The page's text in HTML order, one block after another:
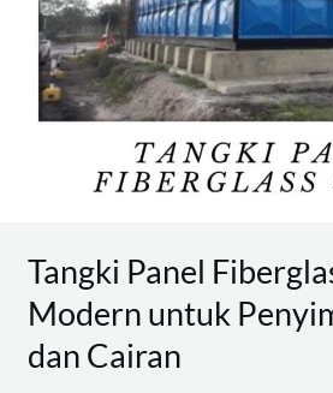
Tangki Panel
Modern untuk
dan Cairan
Penyimpanan
Air
dan